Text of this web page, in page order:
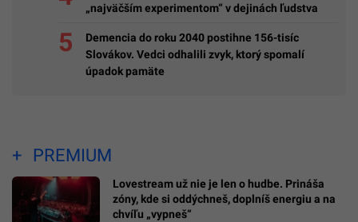
„najväčším experimentom“ v dejinách ľudstva
Demencia do roku 2040 postihne 156-tisíc
Slovákov. Vedci odhalili zvyk, ktorý spomalí
úpadok pamäte
PREMIUM
Lovestream už nie je len o hudbe. Prináša
zóny, kde si oddýchneš, doplníš energiu a na
chvíľu „vypneš“